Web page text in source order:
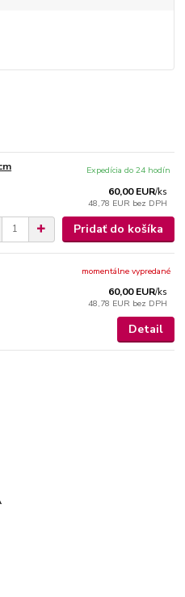
60,00 EUR/ks
48,78 EUR bez DPH
Expedícia do 24 hodín
Pridať do košíka
60,00 EUR/ks
48,78 EUR bez DPH
momentálne vypredané
Detail